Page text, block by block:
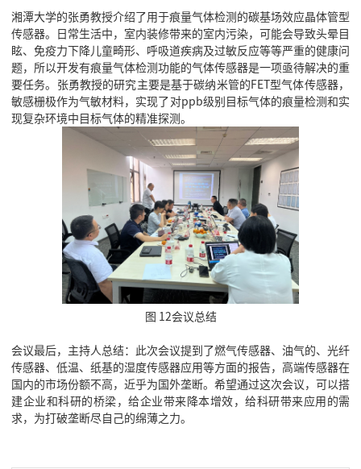
湘潭大学的张勇教授介绍了用于痕量气体检测的碳基场效应晶体管型
传感器。日常生活中，室内装修带来的室内污染，可能会导致头晕目
眩、免疫力下降儿童畸形、呼吸道疾病及过敏反应等等严重的健康问
题，所以开发有痕量气体检测功能的气体传感器是一项亟待解决的重
要任务。张勇教授的研究主要是基于碳纳米管的FET型气体传感器，
敏感栅极作为气敏材料，实现了对ppb级别目标气体的痕量检测和实
现复杂环境中目标气体的精准探测。
图 12会议总结
会议最后，主持人总结：此次会议提到了燃气传感器、油气的、光纤
传感器、低温、纸基的湿度传感器应用等方面的报告，高端传感器在
国内的市场份额不高，近乎为国外垄断。希望通过这次会议，可以搭
建企业和科研的桥梁，给企业带来降本增效，给科研带来应用的需
求，为打破垄断尽自己的绵薄之力。